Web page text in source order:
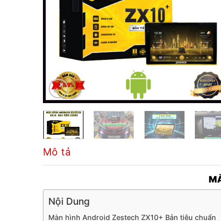
Mô tả
Nội Dung
Màn hình Android Zestech ZX10+ Bản tiêu chuẩn